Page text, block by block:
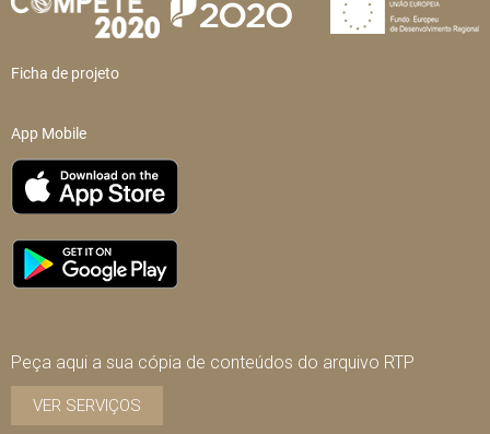
Ficha de projeto
App Mobile
Peça aqui a sua cópia de conteúdos do arquivo RTP
VER SERVIÇOS